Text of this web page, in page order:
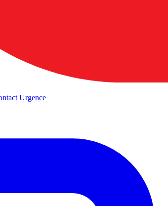
Urgence